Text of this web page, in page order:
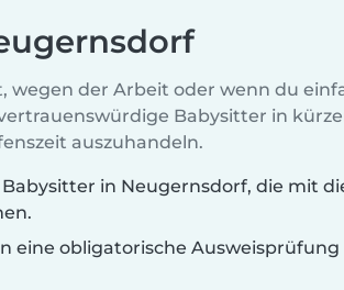
wegen der Arbeit oder wenn du
Babysitter in
auszuhandeln.
in Neugernsdorf, die mit
eine obligatorische Ausweisprüfung